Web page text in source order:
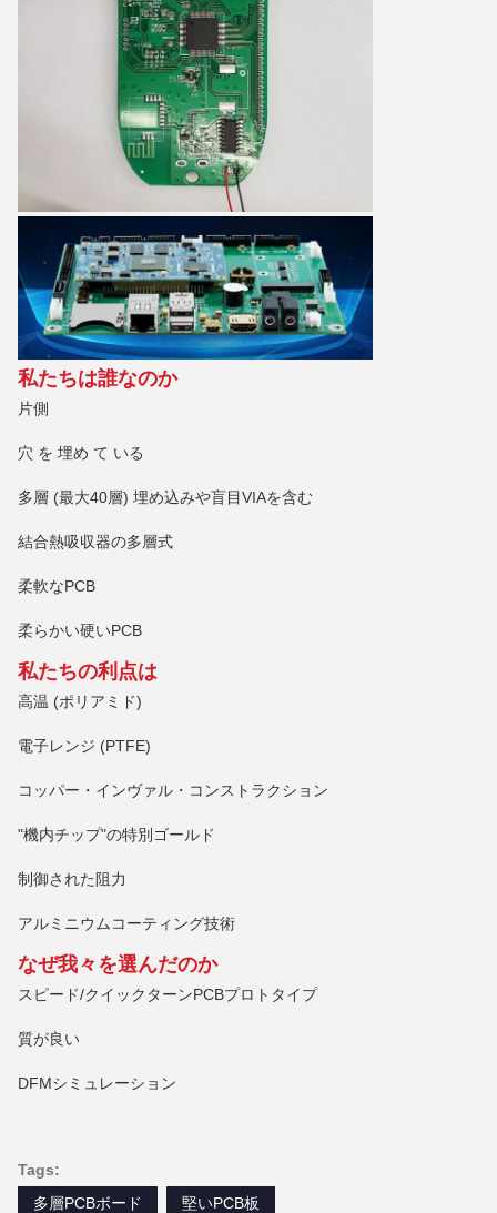
私たちは誰なのか
片側
穴 を 埋め て いる
多層 (最大40層) 埋め込みや盲目VIAを含む
結合熱吸収器の多層式
柔軟なPCB
柔らかい硬いPCB
私たちの利点は
高温 (ポリアミド)
電子レンジ (PTFE)
コッパー・インヴァル・コンストラクション
"機内チップ"の特別ゴールド
制御された阻力
アルミニウムコーティング技術
なぜ我々を選んだのか
スピード/クイックターンPCBプロトタイプ
質が良い
DFMシミュレーション
Tags:
多層PCBボード
堅いPCB板